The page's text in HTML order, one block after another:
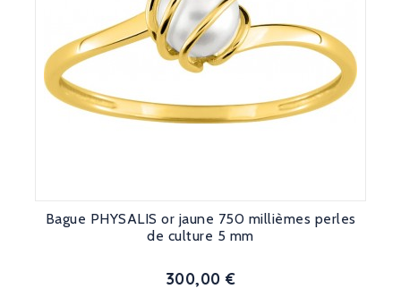
Bague PHYSALIS or jaune 750 millièmes perles
de culture 5 mm
Prix
300,00 €